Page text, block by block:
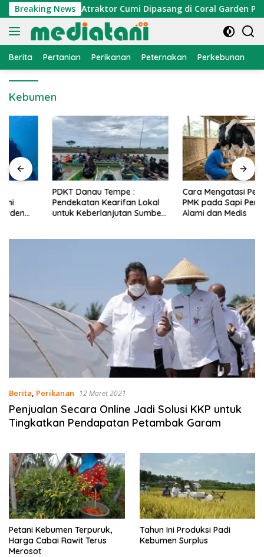
Langsung
ke
konten
Breaking News
Nelayan, Atraktor Cumi Dipasang di Coral Garden Pulau
Berita Pertanian Perikanan Peternakan Perkebunan
Kebumen
PDKT Danau Tempe :
Pendekatan Kearifan Lokal
untuk Keberlanjutan Sumber
Cara Mengatasi Penyakit
PMK pada Sapi Perah Secara
Alami dan Medis
Berita, Perikanan 12 Maret 2021
Penjualan Secara Online Jadi Solusi KKP untuk
Tingkatkan Pendapatan Petambak Garam
Petani Kebumen Terpuruk,
Harga Cabai Rawit Terus
Merosot
Tahun Ini Produksi Padi
Kebumen Surplus